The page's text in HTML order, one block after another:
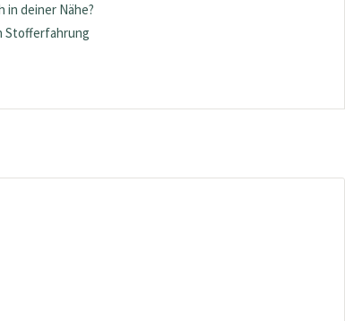
in deiner Nähe?
Stofferfahrung